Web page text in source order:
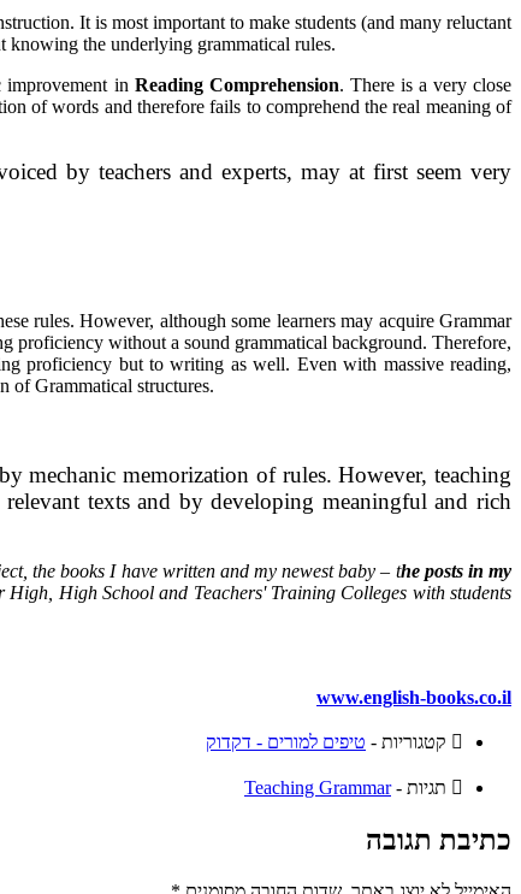
It is most important to make students (and many reluctant
knowing the underlying grammatical rules.
improvement in Reading Comprehension. There is a very close
of words and therefore fails to comprehend the real meaning of
by teachers and experts, may at first seem very
rules. However, although some learners may acquire Grammar
proficiency without a sound grammatical background. Therefore,
proficiency but to writing as well. Even with massive reading,
of Grammatical structures.
mechanic memorization of rules. However, teaching
texts and by developing meaningful and rich
the books I have written and my newest baby – the posts in my
High, High School and Teachers' Training Colleges with students
www.english-books.co.il
קטגוריות - טיפים למורים - דקדוק
תגיות -Teaching Grammar
כתיבת תגובה